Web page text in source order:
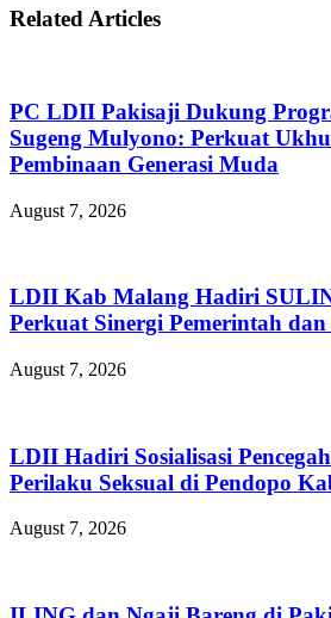
Related Articles
PC LDII Pakisaji Dukung
Sugeng Mulyono: Perkuat
Pembinaan Generasi Muda
August 7, 2026
LDII Kab Malang Hadiri
Perkuat Sinergi Pemerintah
August 7, 2026
LDII Hadiri Sosialisasi
Perilaku Seksual di Pendopo
August 7, 2026